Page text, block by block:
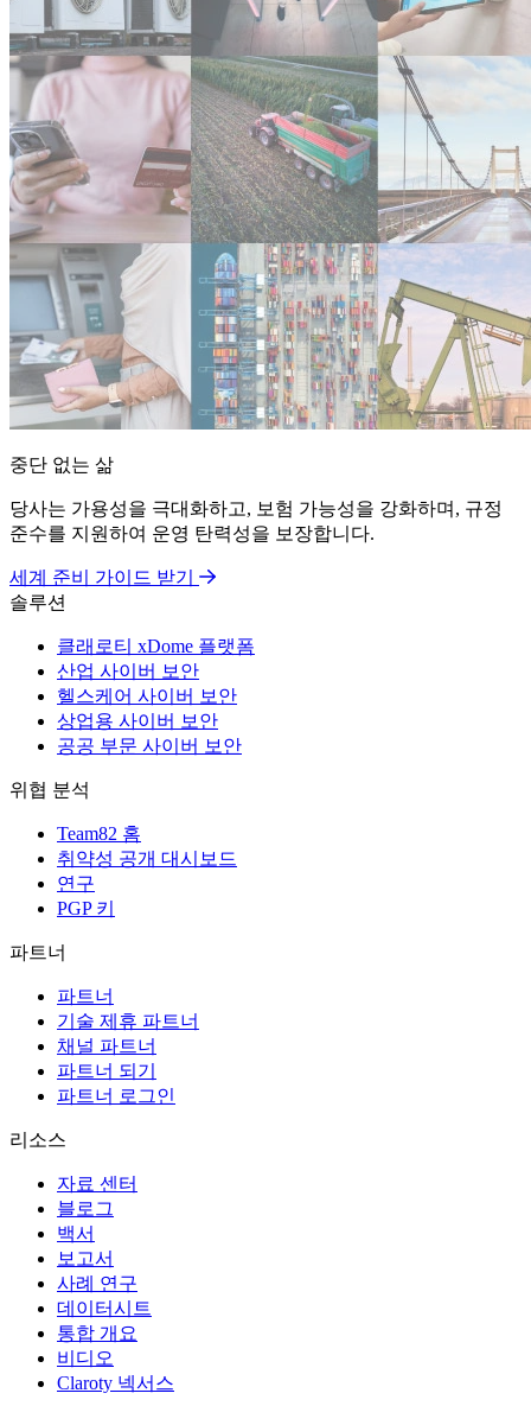
중단 없는 삶
당사는 가용성을 극대화하고, 보험 가능성을 강화하며, 규정
준수를 지원하여 운영 탄력성을 보장합니다.
세계 준비 가이드 받기
솔루션
클래로티 xDome 플랫폼
산업 사이버 보안
헬스케어 사이버 보안
상업용 사이버 보안
공공 부문 사이버 보안
위협 분석
Team82 홈
취약성 공개 대시보드
연구
PGP 키
파트너
파트너
기술 제휴 파트너
채널 파트너
파트너 되기
파트너 로그인
리소스
자료 센터
블로그
백서
보고서
사례 연구
데이터시트
통합 개요
비디오
Claroty 넥서스